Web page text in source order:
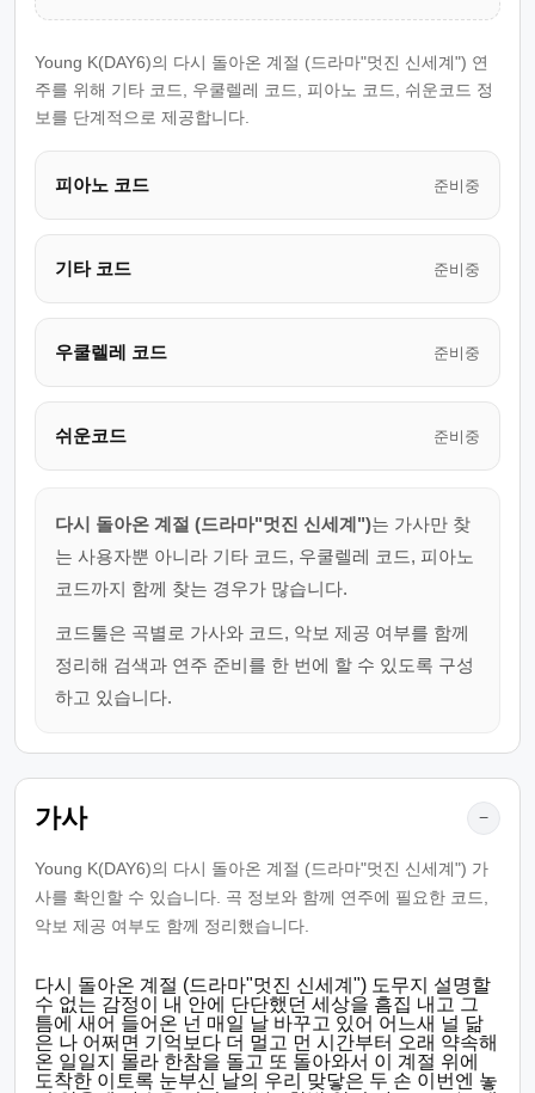
Young K(DAY6)의 다시 돌아온 계절 (드라마"멋진 신세계") 연
주를 위해 기타 코드, 우쿨렐레 코드, 피아노 코드, 쉬운코드 정
보를 단계적으로 제공합니다.
피아노 코드 준비중
기타 코드 준비중
우쿨렐레 코드 준비중
쉬운코드 준비중
다시 돌아온 계절 (드라마"멋진 신세계")는 가사만 찾
는 사용자뿐 아니라 기타 코드, 우쿨렐레 코드, 피아노
코드까지 함께 찾는 경우가 많습니다.
코드툴은 곡별로 가사와 코드, 악보 제공 여부를 함께
정리해 검색과 연주 준비를 한 번에 할 수 있도록 구성
하고 있습니다.
가사 −
Young K(DAY6)의 다시 돌아온 계절 (드라마"멋진 신세계") 가
사를 확인할 수 있습니다. 곡 정보와 함께 연주에 필요한 코드,
악보 제공 여부도 함께 정리했습니다.
다시 돌아온 계절 (드라마"멋진 신세계") 도무지 설명할
수 없는 감정이 내 안에 단단했던 세상을 흠집 내고 그
틈에 새어 들어온 넌 매일 날 바꾸고 있어 어느새 널 닮
은 나 어쩌면 기억보다 더 멀고 먼 시간부터 오래 약속해
온 일일지 몰라 한참을 돌고 또 돌아와서 이 계절 위에
도착한 이토록 눈부신 날의 우리 맞닿은 두 손 이번엔 놓